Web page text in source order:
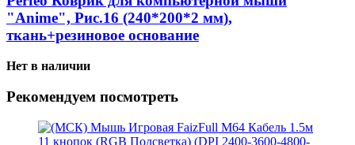
"Anime", Рис.16 (240*200*2 мм),
ткань+резиновое основание
Нет в наличии
Рекомендуем посмотреть